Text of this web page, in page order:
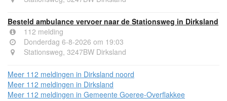
Besteld ambulance vervoer naar de Stationsweg in Dirksland
112 melding
Donderdag 6-8-2026 om 19:03
Stationsweg, 3247BW Dirksland
Meer 112 meldingen in Dirksland noord
Meer 112 meldingen in Dirksland
Meer 112 meldingen in Gemeente Goeree-Overflakkee